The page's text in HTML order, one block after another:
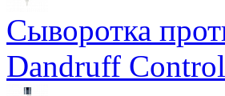
Сыворотка
Dandruff